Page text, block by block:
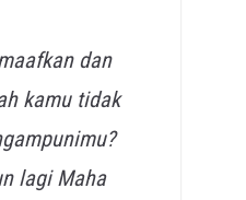
dan
kamu tidak
lagi Maha